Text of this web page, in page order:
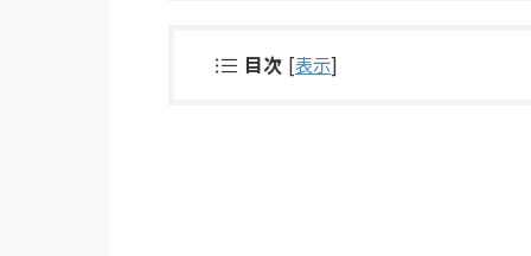
目次 [表示]